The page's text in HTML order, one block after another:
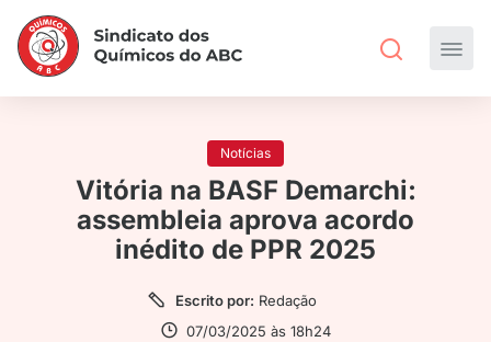
Notícias
Vitória na BASF Demarchi:
assembleia aprova acordo
inédito de PPR 2025
Escrito por: Redação
07/03/2025 às 18h24